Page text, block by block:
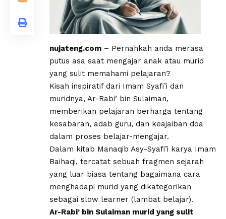
nujateng.com – Pernahkah anda merasa
putus asa saat mengajar anak atau murid
yang sulit memahami pelajaran?
Kisah inspiratif dari Imam Syafi’i dan
muridnya, Ar-Rabi’ bin Sulaiman,
memberikan pelajaran berharga tentang
kesabaran, adab guru, dan keajaiban doa
dalam proses belajar-mengajar.
​Dalam kitab Manaqib Asy-Syafi’i karya Imam
Baihaqi, tercatat sebuah fragmen sejarah
yang luar biasa tentang bagaimana cara
menghadapi murid yang dikategorikan
sebagai slow learner (lambat belajar).
Ar-Rabi’ bin Sulaiman murid yang sulit